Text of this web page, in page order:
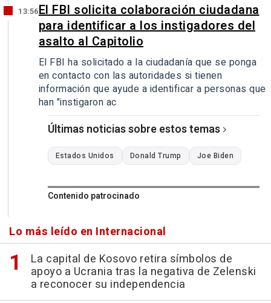
13:56El FBI solicita colaboración ciudadana
para identificar a los instigadores del
asalto al Capitolio
El FBI ha solicitado a la ciudadanía que se ponga
en contacto con las autoridades si tienen
información que ayude a identificar a personas que
han "instigaron ac
Últimas noticias sobre estos temas
Estados Unidos Donald Trump Joe Biden
Contenido patrocinado
Lo más leído en Internacional
La capital de Kosovo retira símbolos de
apoyo a Ucrania tras la negativa de Zelenski
a reconocer su independencia